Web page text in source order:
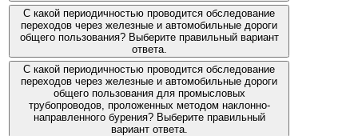
С какой периодичностью проводится обследование
переходов через железные и автомобильные дороги
общего пользования? Выберите правильный вариант
ответа.
С какой периодичностью проводится обследование
переходов через железные и автомобильные дороги
общего пользования для промысловых
трубопроводов, проложенных методом наклонно-
направленного бурения? Выберите правильный
вариант ответа.